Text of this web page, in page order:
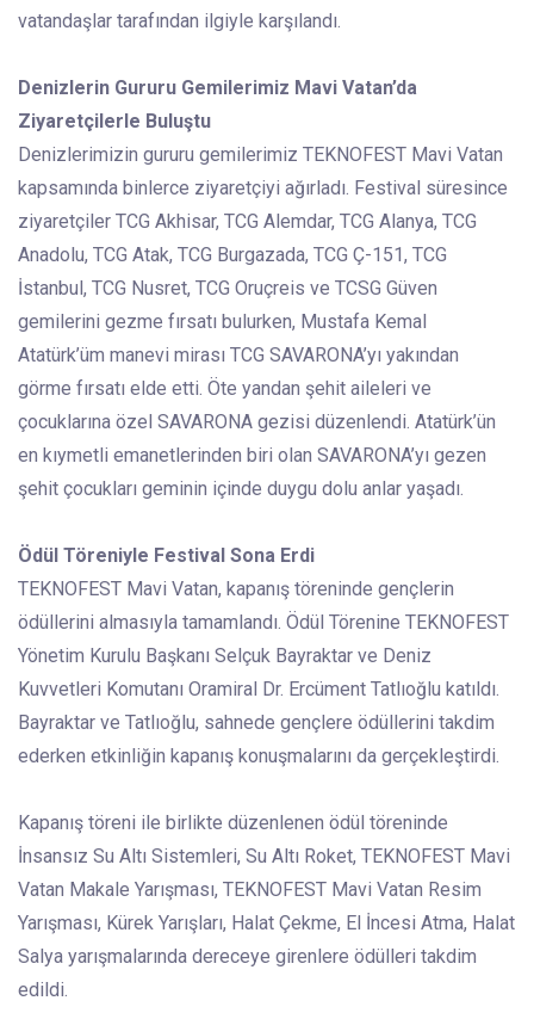
vatandaşlar tarafından ilgiyle karşılandı.
Denizlerin Gururu Gemilerimiz Mavi Vatan’da
Ziyaretçilerle Buluştu
Denizlerimizin gururu gemilerimiz TEKNOFEST Mavi Vatan
kapsamında binlerce ziyaretçiyi ağırladı. Festival süresince
ziyaretçiler TCG Akhisar, TCG Alemdar, TCG Alanya, TCG
Anadolu, TCG Atak, TCG Burgazada, TCG Ç-151, TCG
İstanbul, TCG Nusret, TCG Oruçreis ve TCSG Güven
gemilerini gezme fırsatı bulurken, Mustafa Kemal
Atatürk’üm manevi mirası TCG SAVARONA’yı yakından
görme fırsatı elde etti. Öte yandan şehit aileleri ve
çocuklarına özel SAVARONA gezisi düzenlendi. Atatürk’ün
en kıymetli emanetlerinden biri olan SAVARONA’yı gezen
şehit çocukları geminin içinde duygu dolu anlar yaşadı.
Ödül Töreniyle Festival Sona Erdi
TEKNOFEST Mavi Vatan, kapanış töreninde gençlerin
ödüllerini almasıyla tamamlandı. Ödül Törenine TEKNOFEST
Yönetim Kurulu Başkanı Selçuk Bayraktar ve Deniz
Kuvvetleri Komutanı Oramiral Dr. Ercüment Tatlıoğlu katıldı.
Bayraktar ve Tatlıoğlu, sahnede gençlere ödüllerini takdim
ederken etkinliğin kapanış konuşmalarını da gerçekleştirdi.
Kapanış töreni ile birlikte düzenlenen ödül töreninde
İnsansız Su Altı Sistemleri, Su Altı Roket, TEKNOFEST Mavi
Vatan Makale Yarışması, TEKNOFEST Mavi Vatan Resim
Yarışması, Kürek Yarışları, Halat Çekme, El İncesi Atma, Halat
Salya yarışmalarında dereceye girenlere ödülleri takdim
edildi.